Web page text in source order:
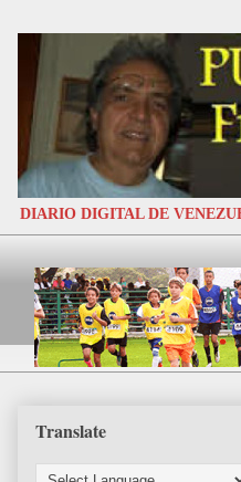
DIARIO DIGITAL DE
Translate